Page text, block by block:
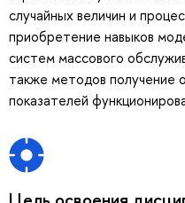
случайных величин и
приобретение навыков
систем массового
также методов получение
показателей